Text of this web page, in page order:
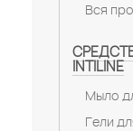
Вся
INTILINE
Мыло
Гели